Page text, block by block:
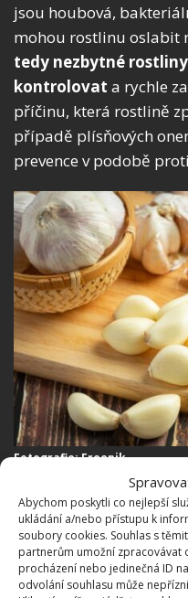
Abychom poskytli co nejlepší
ukládání a/nebo přístupu k
soubory cookies. Souhlas s
partnerům umožní zpracovávat
procházení nebo jedinečná ID
odvolání souhlasu může
jsou houbová,
mohou rostlinu oslabit
tedy nezbytné
kontrolovat a rychle
příčinu, která rostlině
případě plísňových
prevence v podobě
Fotografie: Freepik
Jako prevenci plísní
sody (jedna polévková
můžete i neemový olej
Výluh z česneku nebo